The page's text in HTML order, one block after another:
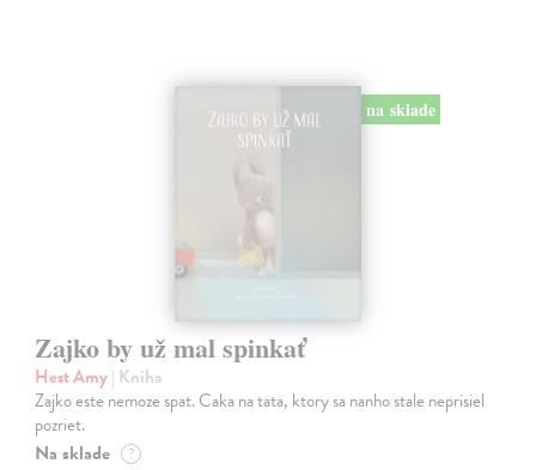
na sklade
Zajko by už mal spinkať
Hest Amy| Kniha
Zajko este nemoze spat. Caka na tata, ktory sa nanho stale neprisiel
pozriet.
Na sklade ?